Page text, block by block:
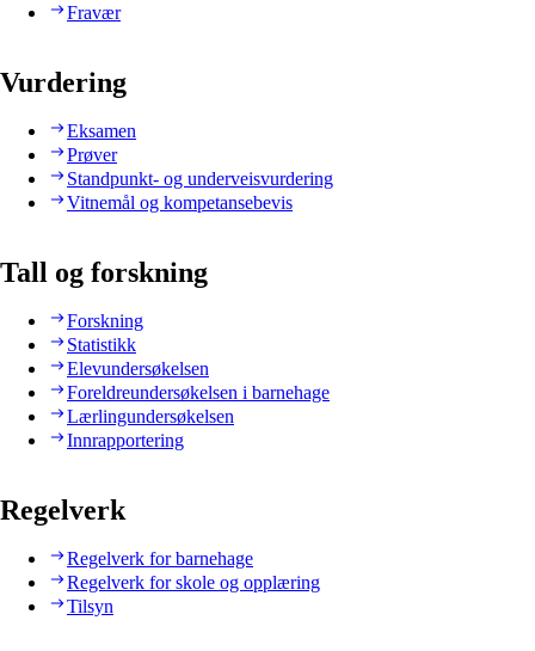
Fravær
Vurdering
Eksamen
Prøver
Standpunkt- og underveisvurdering
Vitnemål og kompetansebevis
Tall og forskning
Forskning
Statistikk
Elevundersøkelsen
Foreldreundersøkelsen i barnehage
Lærlingundersøkelsen
Innrapportering
Regelverk
Regelverk for barnehage
Regelverk for skole og opplæring
Tilsyn